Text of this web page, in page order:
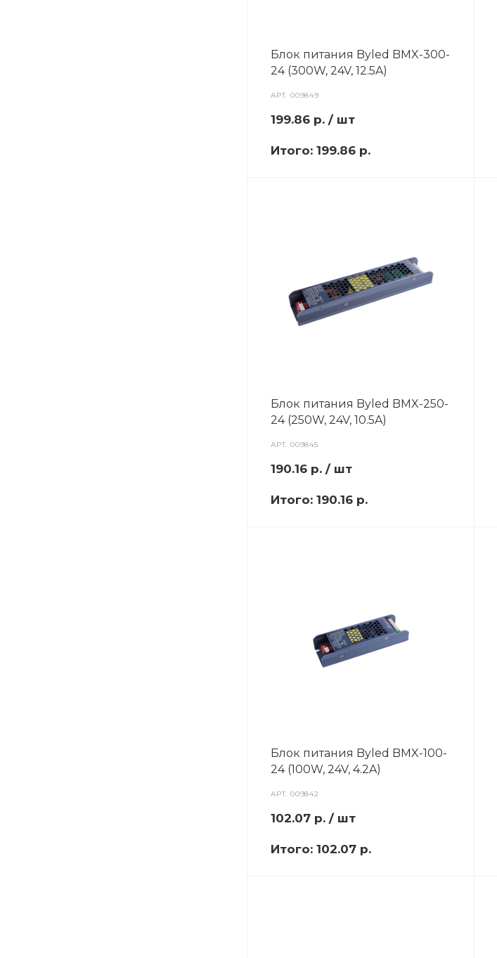
Блок питания Byled BMX-300-
24 (300W, 24V, 12.5A)
АРТ.009849
199.86 р. / шт
Итого: 199.86 р.
Блок питания Byled BMX-250-
24 (250W, 24V, 10.5A)
АРТ.009845
190.16 р. / шт
Итого: 190.16 р.
Блок питания Byled BMX-100-
24 (100W, 24V, 4.2A)
АРТ.009842
102.07 р. / шт
Итого: 102.07 р.